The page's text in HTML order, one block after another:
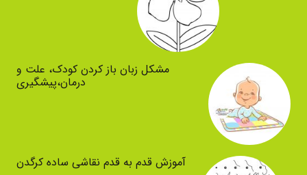
مشکل زبان باز کردن کودک، علت و
درمان،پیشگیری
آموزش قدم به قدم نقاشی ساده کرگدن